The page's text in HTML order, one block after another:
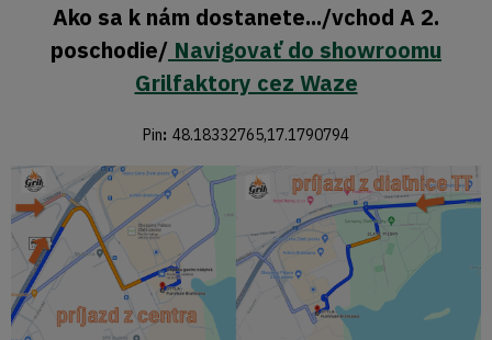
Ako sa k nám dostanete.../vchod A 2.
poschodie/ Navigovať do showroomu
Grilfaktory cez Waze
Pin: 48.18332765,17.1790794